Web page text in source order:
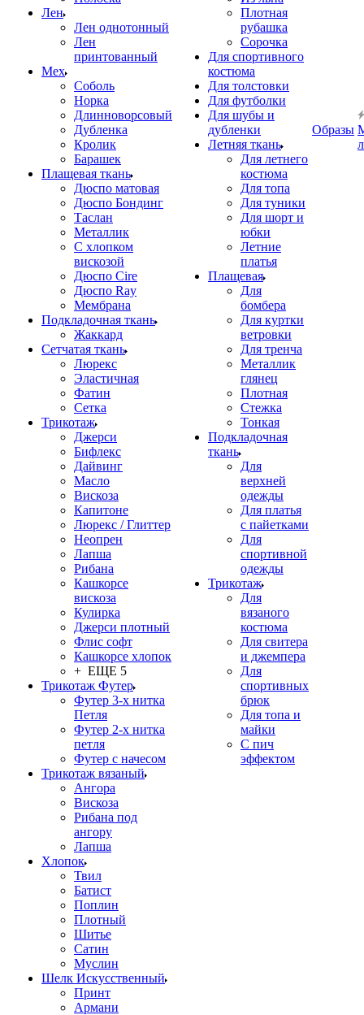
Лен
Лен однотонный
Лен
принтованный
Мех
Соболь
Норка
Длинноворсовый
Дубленка
Кролик
Барашек
Плащевая ткань
Дюспо матовая
Дюспо Бондинг
Таслан
Металлик
С хлопком
вискозой
Дюспо Cire
Дюспо Ray
Мембрана
Подкладочная ткань
Жаккард
Сетчатая ткань
Люрекс
Эластичная
Фатин
Сетка
Трикотаж
Джерси
Бифлекс
Дайвинг
Масло
Вискоза
Капитоне
Люрекс / Глиттер
Неопрен
Лапша
Рибана
Кашкорсе
вискоза
Кулирка
Джерси плотный
Флис софт
Кашкорсе хлопок
+ ЕЩЕ 5
Трикотаж Футер
Футер 3-х нитка
Петля
Футер 2-х нитка
петля
Футер с начесом
Трикотаж вязаный
Ангора
Вискоза
Рибана под
ангору
Лапша
Хлопок
Твил
Батист
Поплин
Плотный
Шитье
Сатин
Муслин
Шелк Искусственный
Принт
Армани
Плотная
рубашка
Сорочка
Для спортивного
костюма
Для толстовки
Для футболки
Для шубы и
дубленки
Летняя ткань
Для летнего
костюма
Для топа
Для туники
Для шорт и
юбки
Летние
платья
Плащевая
Для
бомбера
Для куртки
ветровки
Для тренча
Металлик
глянец
Плотная
Стежка
Тонкая
Подкладочная
ткань
Для
верхней
одежды
Для платья
с пайетками
Для
спортивной
одежды
Трикотаж
Для
вязаного
костюма
Для свитера
и джемпера
Для
спортивных
брюк
Для топа и
майки
С пич
эффектом
Образы